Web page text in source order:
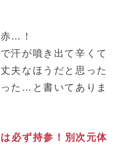
…！
汗が噴き出て辛くて
夫なほうだと思った
た…と書いてありま
必ず持参！別次元体